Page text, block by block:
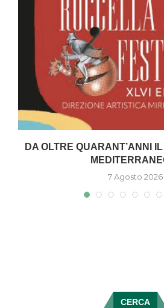
DA OLTRE QUARANT’ANNI
7 Agosto 2026
CERCA